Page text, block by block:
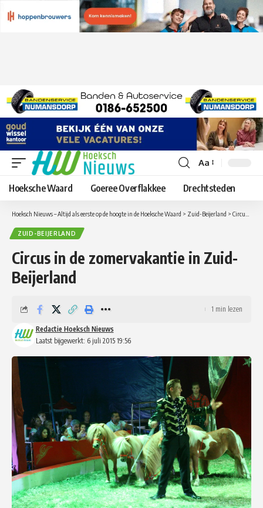
Lettergrootte
aanpassen
Aa
Hoeksche Waard Goeree Overflakkee Drechtsteden
Hoeksch Nieuws – Altijd als eerste op de hoogte in de Hoeksche Waard > Zuid-Beijerland > Circus in de zomervakantie in Zuid-Beijerland
ZUID-BEIJERLAND
Circus in de zomervakantie in Zuid-
Beijerland
Laatst bijgewerkt: 6 juli 2015 19:56
Redactie Hoeksch Nieuws
1 min lezen